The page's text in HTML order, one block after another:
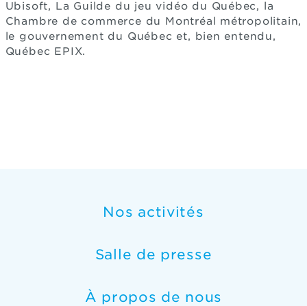
Ubisoft, La Guilde du jeu vidéo du Québec, la
Chambre de commerce du Montréal métropolitain,
le gouvernement du Québec et, bien entendu,
Québec EPIX.
Nos activités
Salle de presse
À propos de nous